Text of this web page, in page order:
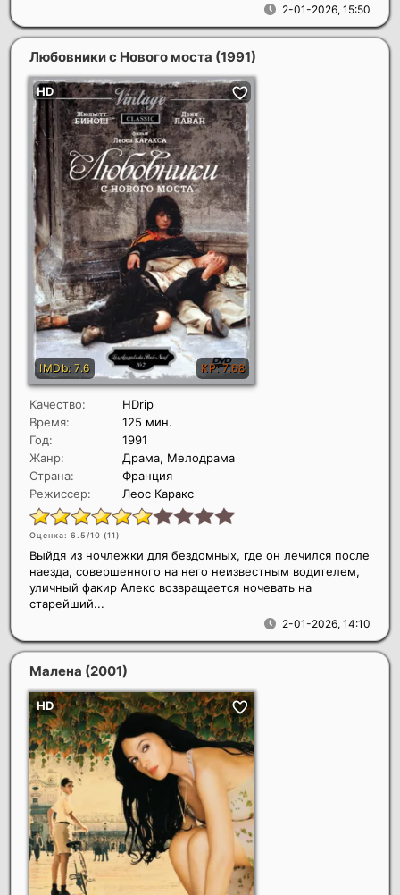
2-01-2026, 15:50
Любовники с Нового моста (1991)
Качество:
HDrip
Время:
125 мин.
Год:
1991
Жанр:
Драма, Мелодрама
Страна:
Франция
Режиссер:
Леос Каракс
Оценка: 6.5/10 (11)
2-01-2026, 14:10
Выйдя из ночлежки для бездомных, где он лечился после
наезда, совершенного на него неизвестным водителем,
уличный факир Алекс возвращается ночевать на
старейший...
Малена (2001)